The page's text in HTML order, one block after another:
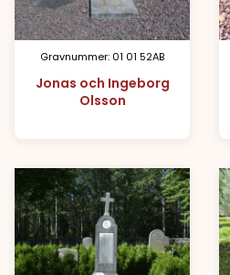
Gravnummer: 01 01 52AB
Jonas och Ingeborg
Olsson